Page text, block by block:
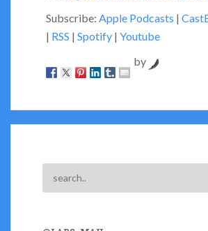
Subscribe: Apple Podcasts |
| RSS | Spotify | Youtube
by